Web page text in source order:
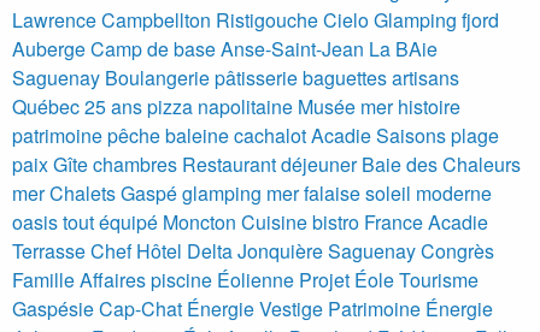
LawrenceCampbellton RistigoucheCielo Glamping fjord
Auberge Camp de base Anse-Saint-Jean La BAie
Saguenay Boulangerie pâtisserie baguettes artisans
Québec 25 ans pizza napolitaine Musée mer histoire
patrimoine pêche baleine cachalotAcadieSaisonsplage
paixGîtechambres Restaurantdéjeuner Baie des Chaleurs
merChalets Gaspé glamping mer falaise soleil moderne
oasis tout équipé Moncton Cuisine bistro France Acadie
Terrasse Chef Hôtel Delta Jonquière Saguenay Congrès
Famille Affaires piscine Éolienne Projet Éole Tourisme
Gaspésie Cap-Chat Énergie Vestige Patrimoine Énergie